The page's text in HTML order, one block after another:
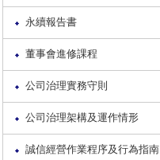
永續報告書
董事會進修課程
公司治理實務守則
公司治理架構及運作情形
誠信經營作業程序及行為指南